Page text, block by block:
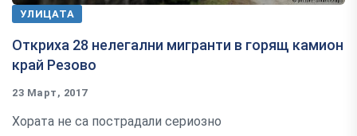
УЛИЦАТА
Откриха 28 нелегални мигранти в горящ камион
край Резово
23 Март, 2017
Хората не са пострадали сериозно